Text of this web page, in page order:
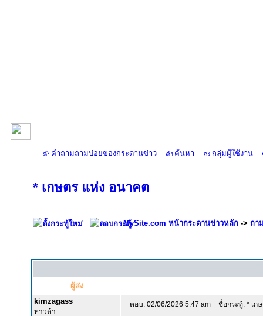
คำถามถามบ่อยของกระดานข่าว ค้นหา กลุ่มผู้ใช้งาน
* เกษตร แห่ง อนาคต
MySite.com หน้ากระดานข่าวหลัก -> ถา
ผู้ส่ง
kimzagass
หาวด้า
ตอบ: 02/06/2026 5:47 am ชื่อกระทู้: * เก